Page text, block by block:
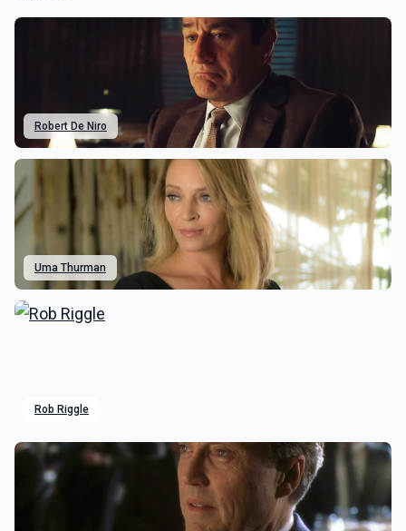
Robert De Niro
Uma Thurman
Rob Riggle